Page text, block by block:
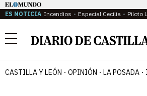
ES NOTICIA Incendios Especial Cecilia Piloto
Menú
CASTILLA Y LEÓN OPINIÓN LA POSADA